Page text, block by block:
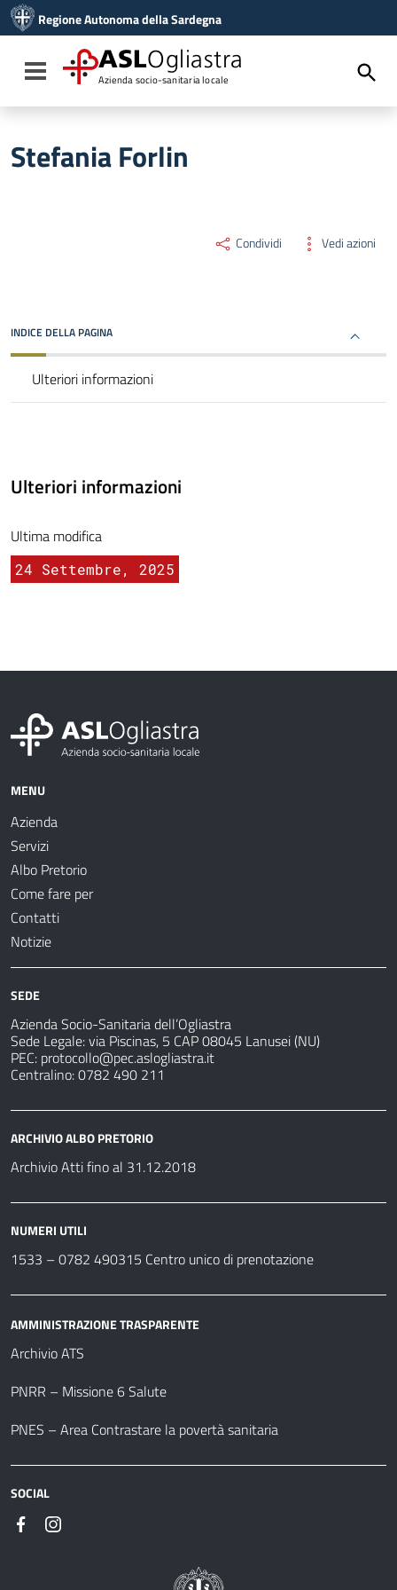
Vai al menu di navigazione
Vai al footer
Regione Autonoma della Sardegna
Toggle navigation
ASLOgliastra
Azienda socio-sanitaria locale
Stefania Forlin
Condividi Vedi azioni
INDICE DELLA PAGINA
Ulteriori informazioni
Ulteriori informazioni
Ultima modifica
24 Settembre, 2025
MENU
Azienda
Servizi
Albo Pretorio
Come fare per
Contatti
Notizie
SEDE
Azienda Socio-Sanitaria dell’Ogliastra
Sede Legale: via Piscinas, 5 CAP 08045 Lanusei (NU)
PEC: protocollo@pec.aslogliastra.it
Centralino: 0782 490 211
ARCHIVIO ALBO PRETORIO
Archivio Atti fino al 31.12.2018
NUMERI UTILI
1533 – 0782 490315 Centro unico di prenotazione
AMMINISTRAZIONE TRASPARENTE
Archivio ATS
PNRR – Missione 6 Salute
PNES – Area Contrastare la povertà sanitaria
SOCIAL